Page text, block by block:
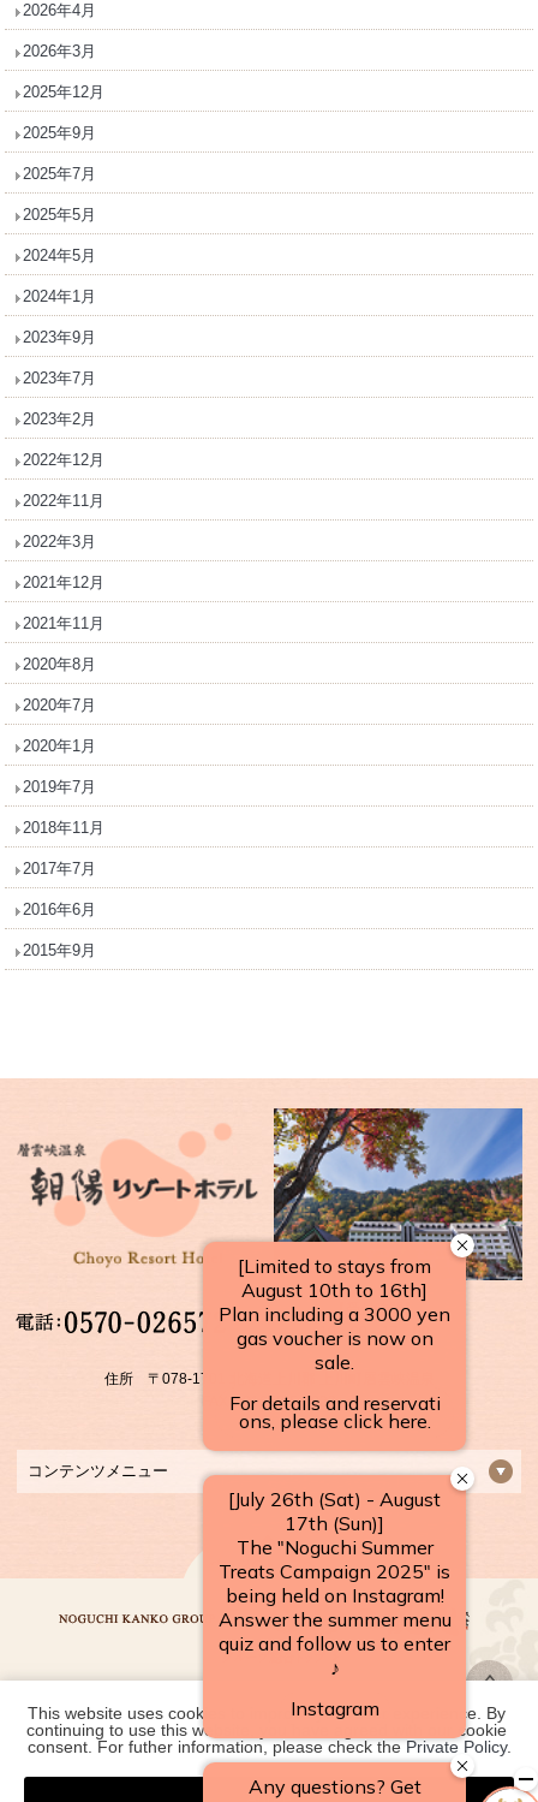
2026年4月
2026年3月
2025年12月
2025年9月
2025年7月
2025年5月
2024年5月
2024年1月
2023年9月
2023年7月
2023年2月
2022年12月
2022年11月
2022年3月
2021年12月
2021年11月
2020年8月
2020年7月
2020年1月
2019年7月
2018年11月
2017年7月
2016年6月
2015年9月
【受付時間】
10：00～17：00
住所 〒078-1701 北海道上川郡 上川町層雲峡温泉
FAX：01658-5-3922
コンテンツメニュー
野口観光グループ一覧
This website uses cookies to improve your user experience. By
continuing to use this website, you have agreed with our cookie
consent. For futher information, please check the Private Policy.